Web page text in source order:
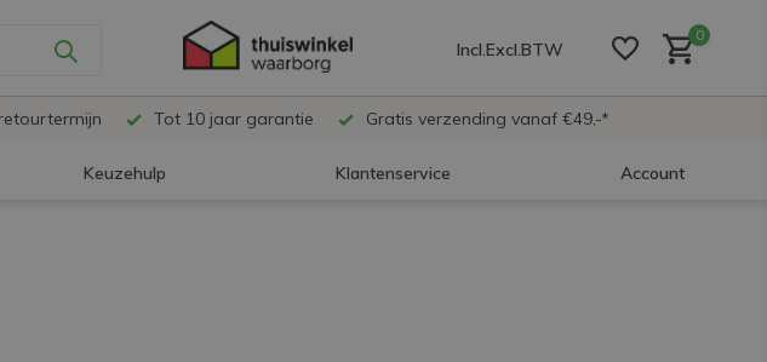
Incl.Excl.BTW
0
Tot 10 jaar garantie Gratis verzending vanaf €49,-*
Keuzehulp Klantenservice Account